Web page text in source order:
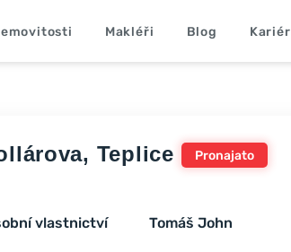
Makléři Blog
Teplice Pronajato
vlastnictví Tomáš John